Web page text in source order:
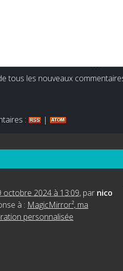
tous les nouveaux
: |
octobre 2024 à 13:09, par nico
à : MagicMirror², ma
personnalisée